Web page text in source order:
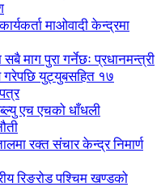
माओवादी केन्द्रमा
माग पुरा गर्नेछः प्रधानमन्त्री
युट्युबसहित १७
एच एचको धाँधली
रक्त संचार केन्द्र निमार्ण
रिङरोड पश्चिम खण्डको